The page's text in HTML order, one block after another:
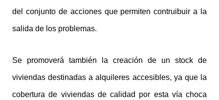
del conjunto de acciones que permiten contruibuir a la
salida de los problemas.
Se promoverá también la creación de un stock de
viviendas destinadas a alquileres accesibles, ya que la
cobertura de viviendas de calidad por esta vía choca